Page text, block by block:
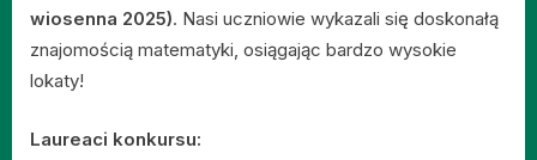
wiosenna 2025). Nasi uczniowie wykazali się doskonałą
znajomością matematyki, osiągając bardzo wysokie
lokaty!
Laureaci konkursu: